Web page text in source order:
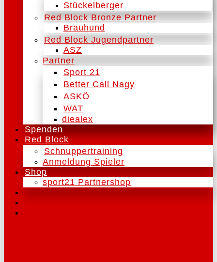
Stückelberger
Red Block Bronze Partner
Brauhund
Red Block Jugendpartner
ASZ
Partner
Sport 21
Better Call Nagy
ASKÖ
WAT
diealex
Spenden
Red Block
Schnuppertraining
Anmeldung Spieler
Shop
sport21 Partnershop